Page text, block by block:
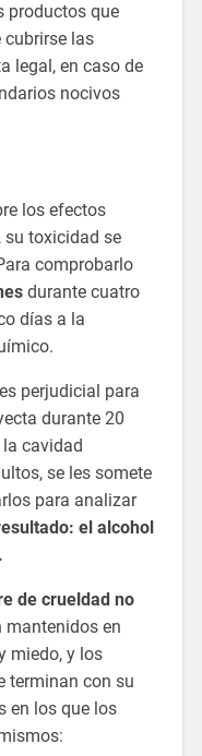
productos que
cubrirse las
legal, en caso de
nocivos
los efectos
su toxicidad se
comprobarlo
durante cuatro
días a la
perjudicial para
durante 20
cavidad
se les somete
para analizar
el alcohol
de crueldad no
mantenidos en
miedo, y los
terminan con su
en los que los